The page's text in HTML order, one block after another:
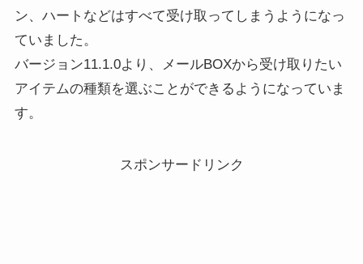
ン、ハートなどはすべて受け取ってしまうようになっ
ていました。
バージョン11.1.0より、メールBOXから受け取りたい
アイテムの種類を選ぶことができるようになっていま
す。
スポンサードリンク